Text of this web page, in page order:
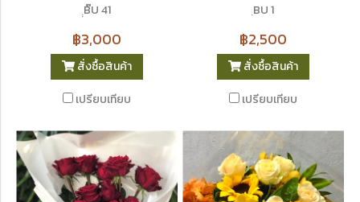
ฺฺB๊U 41
฿3,000
สั่งซื้อสินค้า
เปรียบเทียบ
ฺBU 1
฿2,500
สั่งซื้อสินค้า
เปรียบเทียบ